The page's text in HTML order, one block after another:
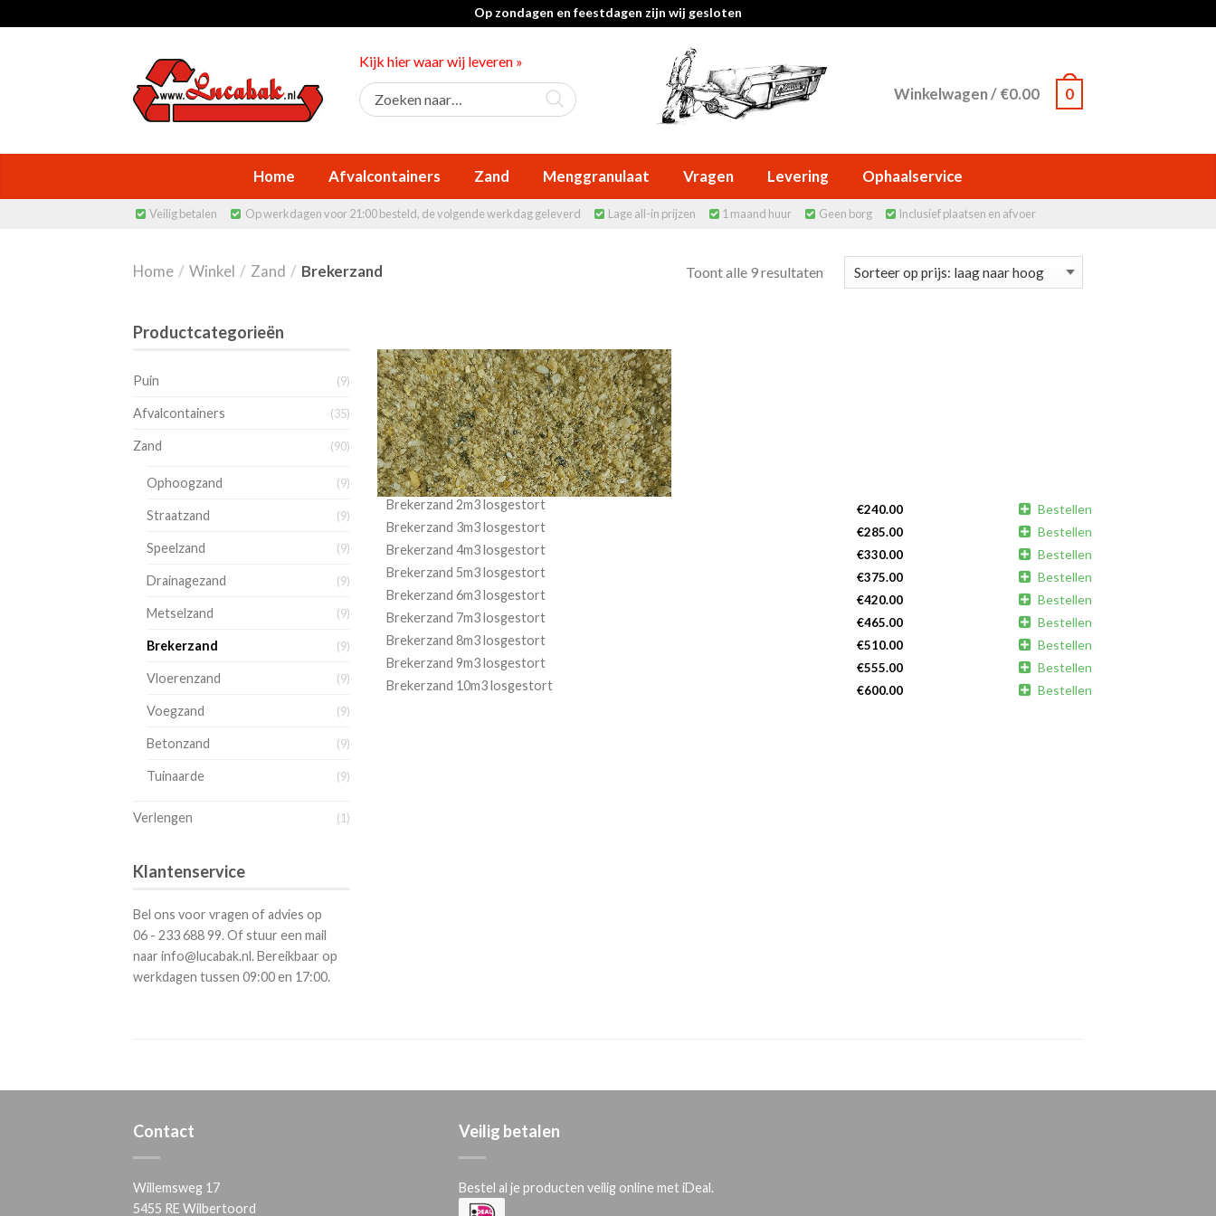
Op zondagen en feestdagen zijn wij gesloten
Kijk hier waar wij leveren »
Winkelwagen/€0.00 0
Home Afvalcontainers Zand Menggranulaat Vragen Levering Ophaalservice
 Veilig betalen  Op werkdagen voor 21:00 besteld, de volgende werkdag geleverd  Lage all-in prijzen  1 maand huur  Geen borg  Inclusief plaatsen en afvoer
Home / Winkel / Zand / Brekerzand Toont alle 9 resultaten
Brekerzand 2m3 losgestort €240.00  Bestellen
Brekerzand 3m3 losgestort
€285.00  Bestellen
Brekerzand 4m3 losgestort
€330.00  Bestellen
Brekerzand 5m3 losgestort
€375.00  Bestellen
Brekerzand 6m3 losgestort
€420.00  Bestellen
Brekerzand 7m3 losgestort
€465.00  Bestellen
Brekerzand 8m3 losgestort
€510.00  Bestellen
Brekerzand 9m3 losgestort
€555.00  Bestellen
Brekerzand 10m3 losgestort
€600.00  Bestellen
Productcategorieën
Puin (9)
Afvalcontainers (35)
Zand (90)
Ophoogzand (9)
Straatzand (9)
Speelzand (9)
Drainagezand (9)
Metselzand (9)
Brekerzand (9)
Vloerenzand (9)
Voegzand (9)
Betonzand (9)
Tuinaarde (9)
Verlengen (1)
Klantenservice
Bel ons voor vragen of advies op
06 - 233 688 99. Of stuur een mail
naar info@lucabak.nl. Bereikbaar op
werkdagen tussen 09:00 en 17:00.
Contact
Willemsweg 17
5455 RE Wilbertoord
Veilig betalen
Bestel al je producten veilig online met iDeal.